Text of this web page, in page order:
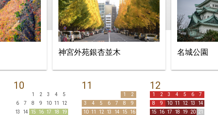
神宮外苑銀杏並木 名城公園
10
1 2 3 4
5
6
7 8 9 10 11
12
13
14 15 16 17 18
19
11
1
2
3
4 5 6 7 8
9
10
11 12 13 14 15
16
12
1 2 3 4 5 6
7
8
9 10 11 12 13
14
15
16 17 18 19 20
21